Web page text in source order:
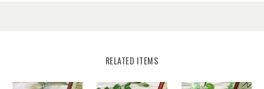
RELATED ITEMS